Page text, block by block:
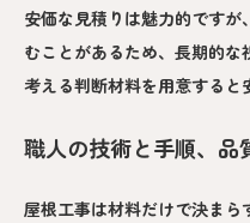
安価な見積りは魅力的です
むことがあるため、長期的
考える判断材料を用意すると
職人の技術と手順、品
屋根工事は材料だけで決ま